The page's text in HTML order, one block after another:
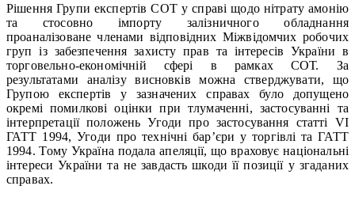
Рішення Групи експертів СОТ у справі щодо нітрату амонію
та стосовно імпорту залізничного обладнання
проаналізоване членами відповідних Міжвідомчих робочих
груп із забезпечення захисту прав та інтересів України в
торговельно-економічній сфері в рамках СОТ. За
результатами аналізу висновків можна стверджувати, що
Групою експертів у зазначених справах було допущено
окремі помилкові оцінки при тлумаченні, застосуванні та
інтерпретації положень Угоди про застосування статті VI
ГАТТ 1994, Угоди про технічні бар’єри у торгівлі та ГАТТ
1994. Тому Україна подала апеляції, що враховує національні
інтереси України та не завдасть шкоди її позиції у згаданих
справах.